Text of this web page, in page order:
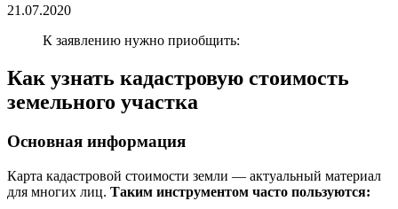
21.07.2020
К заявлению нужно приобщить:
Как узнать кадастровую стоимость
земельного участка
Основная информация
Карта кадастровой стоимости земли — актуальный материал
для многих лиц. Таким инструментом часто пользуются: